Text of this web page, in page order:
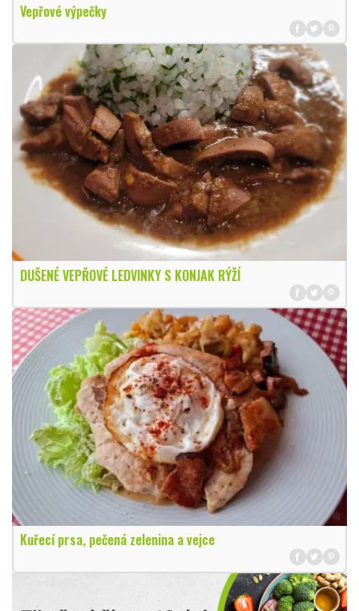
Vepřové výpečky
DUŠENÉ VEPŘOVÉ LEDVINKY S KONJAK RÝŽÍ
Kuřecí prsa, pečená zelenina a vejce